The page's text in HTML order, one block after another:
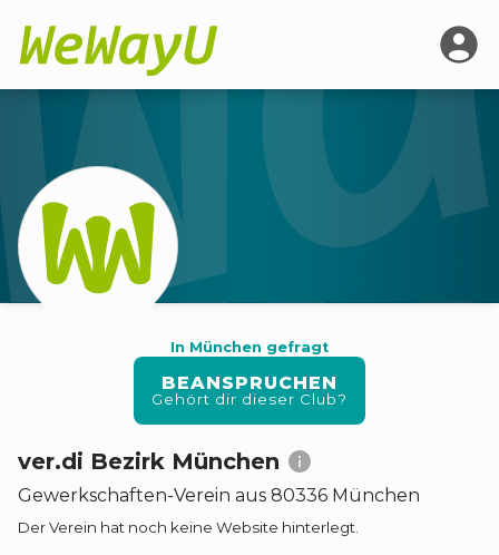
In München gefragt
BEANSPRUCHEN
Gehört dir dieser Club?
ver.di Bezirk München
Gewerkschaften-Verein aus 80336 München
Der Verein hat noch keine Website hinterlegt.